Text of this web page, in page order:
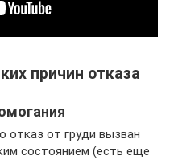
причин отказа
отказ от груди вызван
состоянием (есть еще